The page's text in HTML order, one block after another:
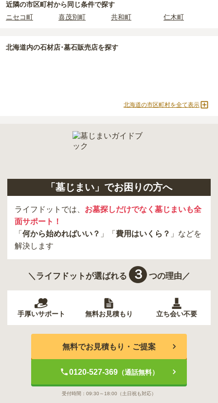
近隣の市区町村から同じ条件で探す
ニセコ町
喜茂別町 共和町 仁木町
北海道内の石材店･墓石販売店を探す
北海道の市区町村を全て表示
「墓じまい」でお困りの方へ
ライフドットでは、 お墓探しだけでなく墓じまいも全
面サポート！
「 何から始めればいい？ 」「 費用はいくら？ 」などを
解決します
＼ライフドットが選ばれる ３ つの理由／
手厚いサポート 無料お見積もり 立ち会い不要
無料でお見積もり・ご提案
0120-527-369（通話無料）
受付時間： 09:30～18:00 （土日祝も対応）